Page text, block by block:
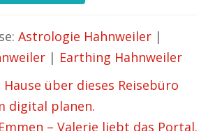
Astrologie Hahnweiler |
| Earthing Hahnweiler
Hause über dieses Reisebüro
digital planen.
– Valerie liebt das Portal.